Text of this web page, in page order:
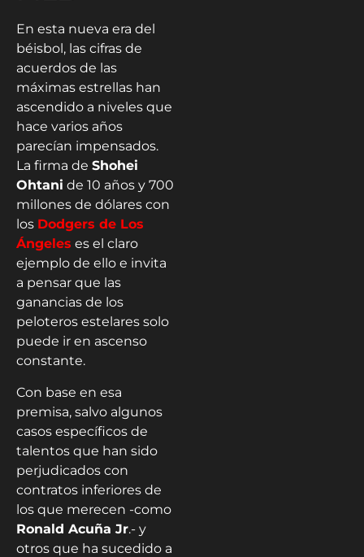
En esta nueva era del
béisbol, las cifras de
acuerdos de las
máximas estrellas han
ascendido a niveles que
hace varios años
parecían impensados.
La firma de Shohei
Ohtani de 10 años y 700
millones de dólares con
los Dodgers de Los
Ángeles es el claro
ejemplo de ello e invita
a pensar que las
ganancias de los
peloteros estelares solo
puede ir en ascenso
constante.
Con base en esa
premisa, salvo algunos
casos específicos de
talentos que han sido
perjudicados con
contratos inferiores de
los que merecen -como
Ronald Acuña Jr.- y
otros que ha sucedido a